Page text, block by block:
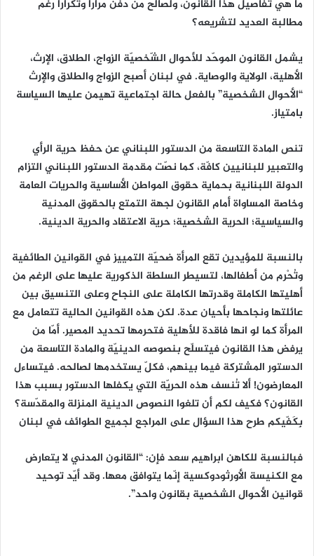
ما هي تفاصيل هذا القانون، ولصالح من دفن مراراً وتكراراً رغم
مطالبة العديد لتشريعه؟
يشمل القانون الموحّد للأحوال الشّخصيّة الزواج، الطلاق، الإرث،
الأهلية، الولاية والوصاية. في لبنان أصبح الزواج والطلاق والإرث
“الأحوال الشخصية” بالفعل حالة اجتماعية تهيمن عليها السياسة
بامتياز.
تنص المادة التاسعة من الدستور اللبناني عن حفظ حرية الرأي
والتعبير للبنانيين كافّة، كما نصّت مقدمة الدستور اللبناني التزام
الدولة اللبنانية بحماية حقوق المواطن الأساسية والحريات العامة
وخاصة المساواة أمام القانون لجهة التمتع بالحقوق المدنية
والسياسية؛ الحرية الشخصية؛ حرية الاعتقاد والحرية الدينية.
بالنسبة للمؤيدين تقع المرأة ضحيّة التمييز في القوانين الطائفية
وتُحْرم من أطفالها، لتسيطر السلطة الذكورية عليها على الرغم من
أهليتها الكاملة وقدرتها الكاملة على النجاح وعلى التنسيق بين
عائلتها ونجاحها بأحيان عدة. لكن هذه القوانين الحالية تتعامل مع
المرأة كما لو انها فاقدة للأهلية فتحرمها تحديد المصير. أمّا من
يرفض هذا القانون فيتسلّح بنصوصه الدينيّة والمادة التاسعة من
الدستور المشتركة فيما بينهم، فكلّ يستخدمها لصالحه. فيتساءل
المعارضون! ألا تُنسف هذه الحريّة التي يكفلها الدستور بسبب هذا
القانون؟ فكيف لكم أن تلغوا النصوص الدينية المنزلة والمقدّسة؟
بِكَفّيكم طرح هذا السؤال على المراجع لجميع الطوائف في لبنان
فبالنسبة للكاهن ابراهيم سعد فإن: “القانون المدني لا يتعارض
مع الكنيسة الأورثودوكسية إنّما يتوافق معها. وقد أيّد توحيد
قوانين الأحوال الشخصية بقانون واحد”.